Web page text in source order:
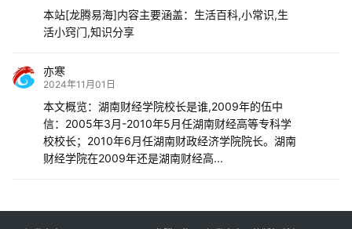
本站[龙腾易海]内容主要涵盖：生活百科,小常识,生
活小窍门,知识分享
亦寒
2024年11月01日
本文概览：湖南财经学院校长是谁,2009年的伍中
信：2005年3月-2010年5月任湖南财经高等专科学
校校长；2010年6月任湖南财政经济学院院长。湖南
财经学院在2009年还是湖南财经高...